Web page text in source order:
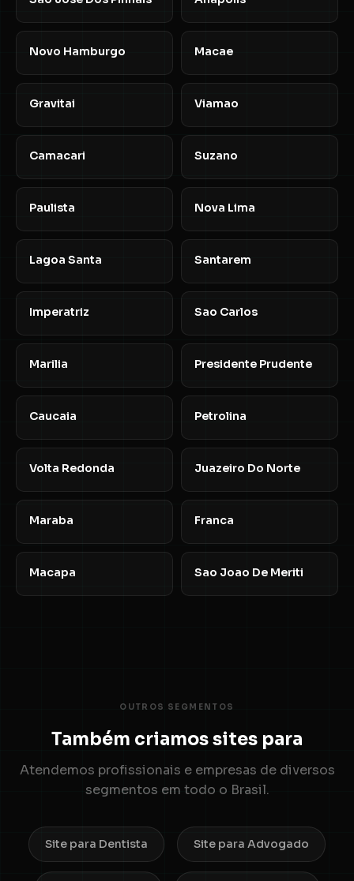
Novo Hamburgo Macae
Gravitai Viamao
Camacari Suzano
Paulista Nova Lima
Lagoa Santa Santarem
Imperatriz Sao Carlos
Marilia Presidente Prudente
Caucaia Petrolina
Volta Redonda Juazeiro Do Norte
Maraba Franca
Macapa Sao Joao De Meriti
OUTROS SEGMENTOS
Também criamos sites para
Atendemos profissionais e empresas de diversos
segmentos em todo o Brasil.
Site para Dentista Site para Advogado